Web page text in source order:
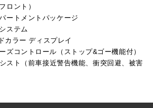
ロント）
ートメントパッケージ
ステム
カラー ディスプレイ
ズコントロール（ストップ&ゴー機能付）
スト（前車接近警告機能、衝突回避、被害